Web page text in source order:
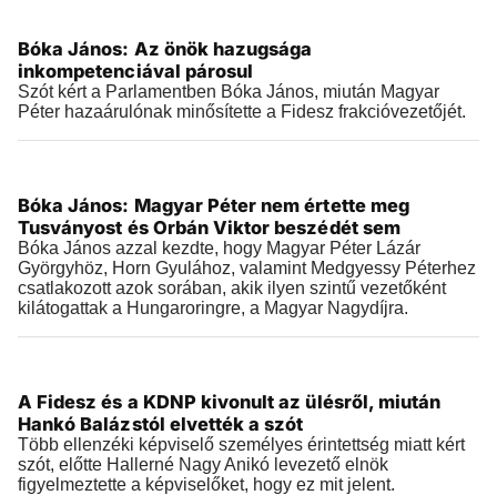
2026.07.27 |15:42
Bóka János: Az önök hazugsága
inkompetenciával párosul
Szót kért a Parlamentben Bóka János, miután Magyar
Péter hazaárulónak minősítette a Fidesz frakcióvezetőjét.
2026.07.27 |15:18
Bóka János: Magyar Péter nem értette meg
Tusványost és Orbán Viktor beszédét sem
Bóka János azzal kezdte, hogy Magyar Péter Lázár
Györgyhöz, Horn Gyulához, valamint Medgyessy Péterhez
csatlakozott azok sorában, akik ilyen szintű vezetőként
kilátogattak a Hungaroringre, a Magyar Nagydíjra.
2026.07.27 |14:51
A Fidesz és a KDNP kivonult az ülésről, miután
Hankó Balázstól elvették a szót
Több ellenzéki képviselő személyes érintettség miatt kért
szót, előtte Hallerné Nagy Anikó levezető elnök
figyelmeztette a képviselőket, hogy ez mit jelent.